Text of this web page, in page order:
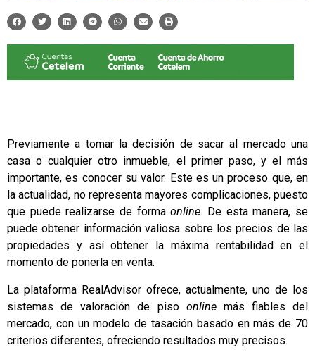
Previamente a tomar la decisión de sacar al mercado una
casa o cualquier otro inmueble, el primer paso, y el más
importante, es conocer su valor. Este es un proceso que, en
la actualidad, no representa mayores complicaciones, puesto
que puede realizarse de formaonline. De esta manera, se
puede obtener información valiosa sobre losprecios de las
propiedades y así obtener la máxima rentabilidad en el
momento de ponerla en venta.
La plataforma RealAdvisor ofrece, actualmente, uno de los
sistemas devaloración de piso online más fiables del
mercado, con un modelo de tasación basado en más de 70
criterios diferentes, ofreciendo resultados muy precisos.